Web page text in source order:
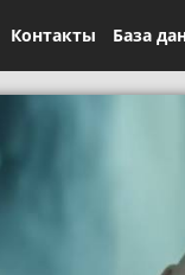
Контакты База